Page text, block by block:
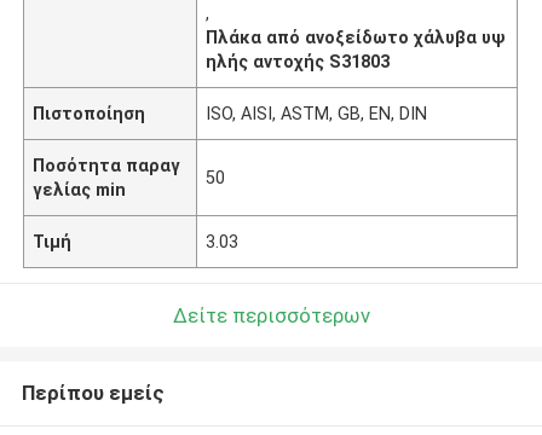
,
Πλάκα από ανοξείδωτο χάλυβα υψ
ηλής αντοχής S31803
Πιστοποίηση ISO, AISI, ASTM, GB, EN, DIN
Ποσότητα παραγ
γελίας min
50
Τιμή 3.03
Δείτε περισσότερων
Περίπου εμείς